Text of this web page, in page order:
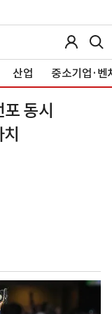
산업 중소기업·벤
동시